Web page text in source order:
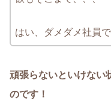
はい、ダメダメ社員で
頑張らないといけない
のです！